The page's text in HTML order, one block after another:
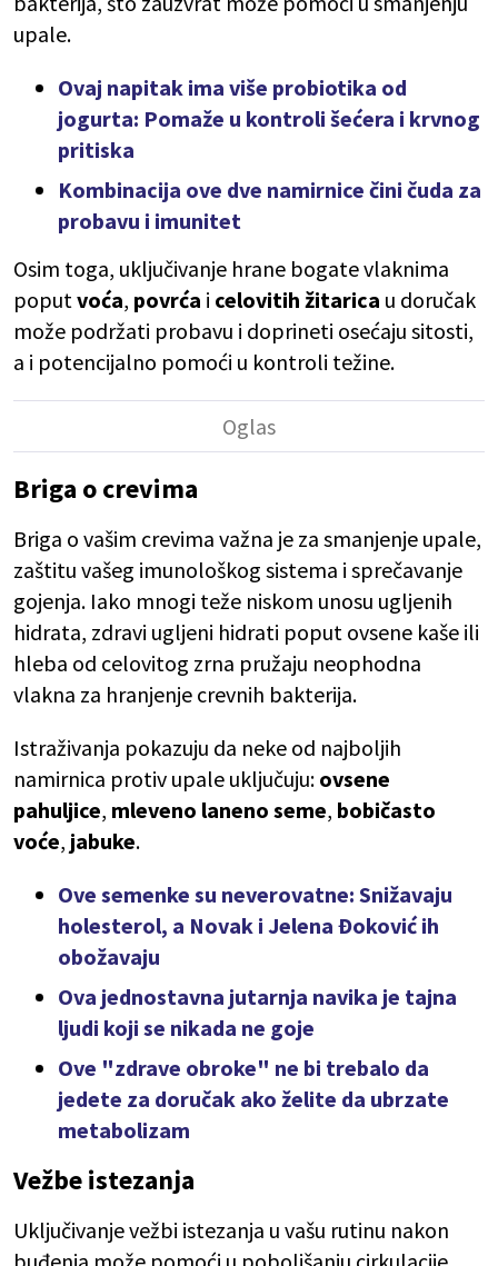
upale.
Ovaj napitak ima više probiotika od
jogurta: Pomaže u kontroli šećera i krvnog
pritiska
Kombinacija ove dve namirnice čini čuda za
probavu i imunitet
Osim toga, uključivanje hrane bogate vlaknima
poputvoća, povrća i celovitih žitarica u doručak
može podržati probavu i doprineti osećaju sitosti,
a i potencijalno pomoći u kontroli težine.
Briga o crevima
Briga o vašim crevima važna je za smanjenje upale,
zaštitu vašeg imunološkog sistema i sprečavanje
gojenja. Iako mnogi teže niskom unosu ugljenih
hidrata, zdravi ugljeni hidrati poput ovsene kaše ili
hleba od celovitog zrna pružaju neophodna
vlakna za hranjenje crevnih bakterija.
Istraživanja pokazuju da neke od najboljih
namirnica protiv upale uključuju: ovsene
pahuljice, mleveno laneno seme, bobičasto
voće, jabuke.
Ove semenke su neverovatne: Snižavaju
holesterol, a Novak i Jelena Đoković ih
obožavaju
Ova jednostavna jutarnja navika je tajna
ljudi koji se nikada ne goje
Ove "zdrave obroke" ne bi trebalo da
jedete za doručak ako želite da ubrzate
metabolizam
Vežbe istezanja
Uključivanje vežbi istezanja u vašu rutinu nakon